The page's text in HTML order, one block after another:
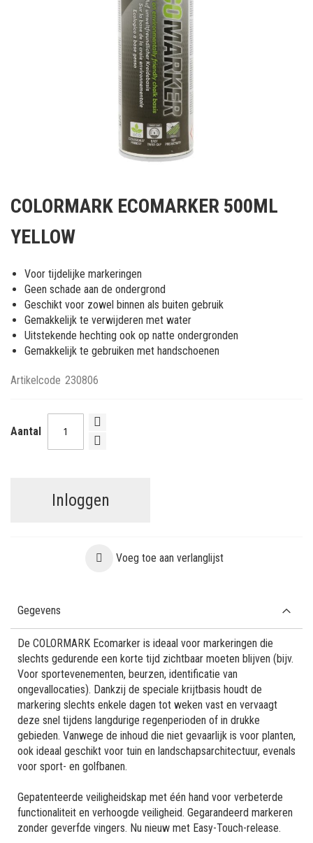
het
van
afbeeldingen-
gallerij
COLORMARK ECOMARKER 500ML
YELLOW
Voor tijdelijke markeringen
Geen schade aan de ondergrond
Geschikt voor zowel binnen als buiten gebruik
Gemakkelijk te verwijderen met water
Uitstekende hechting ook op natte ondergronden
Gemakkelijk te gebruiken met handschoenen
Artikelcode 230806
Aantal
Inloggen
Voeg toe aan verlanglijst
Gegevens
De COLORMARK Ecomarker is ideaal voor markeringen die
slechts gedurende een korte tijd zichtbaar moeten blijven (bijv.
Voor sportevenementen, beurzen, identificatie van
ongevallocaties). Dankzij de speciale krijtbasis houdt de
markering slechts enkele dagen tot weken vast en vervaagt
deze snel tijdens langdurige regenperioden of in drukke
gebieden. Vanwege de inhoud die niet gevaarlijk is voor planten,
ook ideaal geschikt voor tuin en landschapsarchitectuur, evenals
voor sport- en golfbanen.
Gepatenteerde veiligheidskap met één hand voor verbeterde
functionaliteit en verhoogde veiligheid. Gegarandeerd markeren
zonder geverfde vingers. Nu nieuw met Easy-Touch-release.